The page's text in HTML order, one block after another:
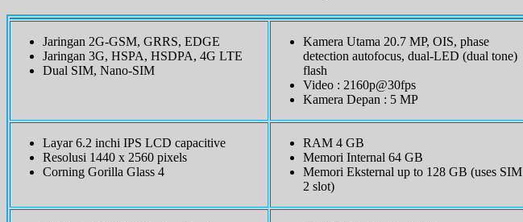
Jaringan 2G-GSM, GRRS, EDGE
Jaringan 3G, HSPA, HSDPA, 4G LTE
Dual SIM, Nano-SIM
Kamera Utama 20.7 MP, OIS, phase
detection autofocus, dual-LED (dual tone)
flash
Video : 2160p@30fps
Kamera Depan : 5 MP
Layar 6.2 inchi IPS LCD capacitive
Resolusi 1440 x 2560 pixels
Corning Gorilla Glass 4
RAM 4 GB
Memori Internal 64 GB
Memori Eksternal up to 128 GB (uses SIM
2 slot)